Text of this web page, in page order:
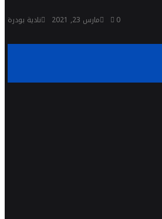
نادية بودرة مارس 23, 2021 0